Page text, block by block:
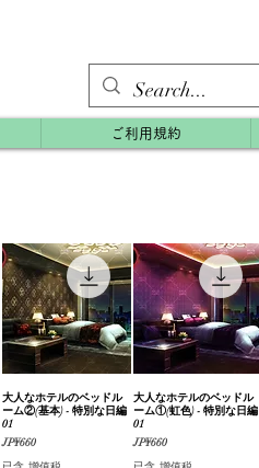
ご利用規約
快速瀏覽
大人なホテルのベッドル
ーム②(基本) - 特別な日編
01
價格
JP¥660
快速瀏覽
大人なホテルのベッドル
ーム①(虹色) - 特別な日編
01
價格
JP¥660